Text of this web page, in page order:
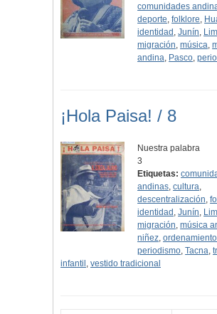
comunidades
deporte,folklore,
identidad ,Junín,
migración,música,
andina, Pasco,
¡Hola Paisa! / 8
Nuestra palabra
3
Etiquetas:
andinas,cultura,
descentralización,
identidad ,Junín,
migración,música
niñez,
periodismo,Tacna,
infantil , vestido tradicional